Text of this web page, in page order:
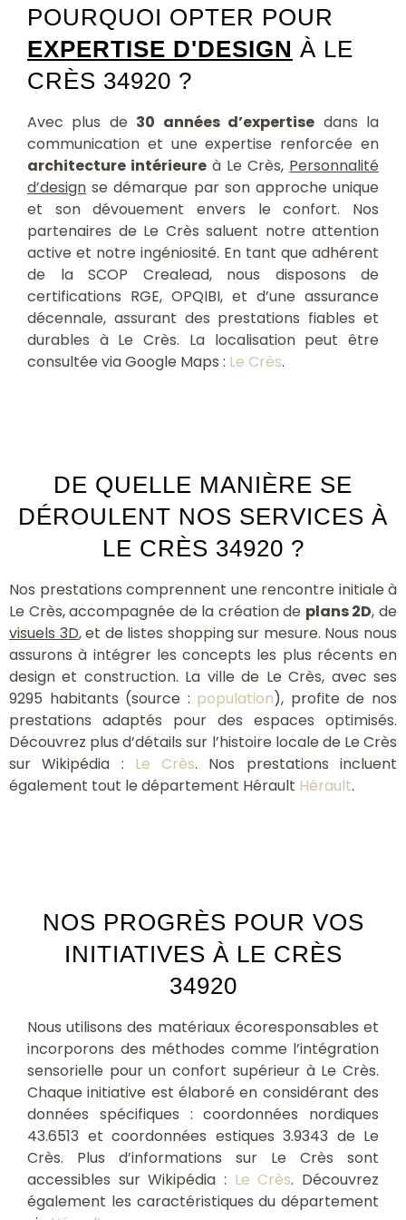
POURQUOI OPTER POUR
EXPERTISE D'DESIGN À LE
CRÈS 34920 ?
Avec plus de 30 années d’expertise dans la
communication et une expertise renforcée en
architecture intérieure à Le Crès, Personnalité
d’design se démarque par son approche unique
et son dévouement envers le confort. Nos
partenaires de Le Crès saluent notre attention
active et notre ingéniosité. En tant que adhérent
de la SCOP Crealead, nous disposons de
certifications RGE, OPQIBI, et d’une assurance
décennale, assurant des prestations fiables et
durables à Le Crès. La localisation peut être
consultée via Google Maps : Le Crès.
DE QUELLE MANIÈRE SE
DÉROULENT NOS SERVICES À
LE CRÈS 34920 ?
Nos prestations comprennent une rencontre initiale à
Le Crès, accompagnée de la création de plans 2D, de
visuels 3D, et de listes shopping sur mesure. Nous nous
assurons à intégrer les concepts les plus récents en
design et construction. La ville de Le Crès, avec ses
9295 habitants (source : population), profite de nos
prestations adaptés pour des espaces optimisés.
Découvrez plus d’détails sur l’histoire locale de Le Crès
sur Wikipédia : Le Crès. Nos prestations incluent
également tout le département Hérault Hérault.
NOS PROGRÈS POUR VOS
INITIATIVES À LE CRÈS
34920
Nous utilisons des matériaux écoresponsables et
incorporons des méthodes comme l’intégration
sensorielle pour un confort supérieur à Le Crès.
Chaque initiative est élaboré en considérant des
données spécifiques : coordonnées nordiques
43.6513 et coordonnées estiques 3.9343 de Le
Crès. Plus d’informations sur Le Crès sont
accessibles sur Wikipédia : Le Crès. Découvrez
également les caractéristiques du département